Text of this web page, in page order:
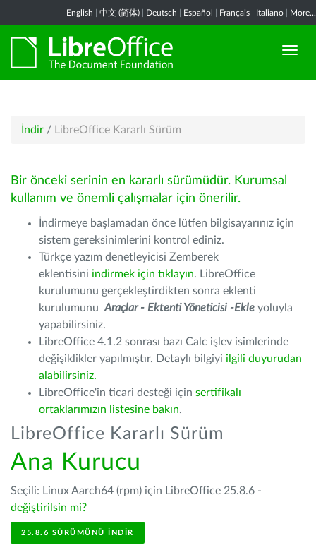
English 中文 (简体) Deutsch Español Français Italiano More...
İndir / LibreOffice Kararlı Sürüm
Bir önceki serinin en kararlı sürümüdür. Kurumsal
kullanım ve önemli çalışmalar için önerilir.
İndirmeye başlamadan önce lütfen bilgisayarınız için
sistem gereksinimlerini kontrol ediniz.
Türkçe yazım denetleyicisi Zemberek
eklentisini indirmek için tıklayın. LibreOffice
kurulumunu gerçekleştirdikten sonra eklenti
kurulumunu Araçlar - Ektenti Yöneticisi -Ekle yoluyla
yapabilirsiniz.
LibreOffice 4.1.2 sonrası bazı Calc işlev isimlerinde
değişiklikler yapılmıştır. Detaylı bilgiyi ilgili duyurudan
alabilirsiniz.
LibreOffice'in ticari desteği için sertifikalı
ortaklarımızın listesine bakın.
LibreOffice Kararlı Sürüm
Ana Kurucu
Seçili: Linux Aarch64 (rpm) için LibreOffice 25.8.6 -
değiştirilsin mi?
25.8.6 SÜRÜMÜNÜ İNDIR